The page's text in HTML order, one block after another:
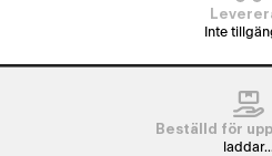
Inte
Beställd för